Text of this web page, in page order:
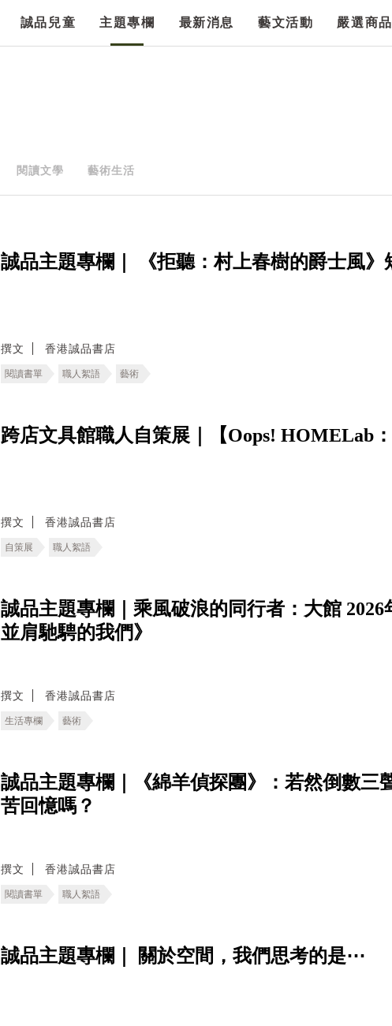
誠品兒童 主題專欄 最新消息 藝文活動 嚴選商品
閱讀文學 藝術生活
誠品主題專欄｜ 《拒聽：村上春樹的爵士風》
撰文 香港誠品書店
閱讀書單 職人絮語 藝術
跨店文具館職人自策展｜【Oops! HOMELab：
撰文 香港誠品書店
自策展 職人絮語
誠品主題專欄｜乘風破浪的同行者：大館
並肩馳騁的我們》
撰文 香港誠品書店
生活專欄 藝術
誠品主題專欄｜《綿羊偵探團》：若然倒數三
苦回憶嗎？
撰文 香港誠品書店
閱讀書單 職人絮語
誠品主題專欄｜ ​關於空間，我們思考的是⋯